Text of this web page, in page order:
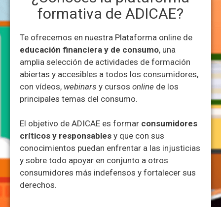
formativa de ADICAE?
Te ofrecemos en nuestra Plataforma online de
educación financiera y de consumo, una
amplia selección de actividades de formación
abiertas y accesibles a todos los consumidores,
con vídeos, webinars y cursos online de los
principales temas del consumo.
El objetivo de ADICAE es formar consumidores
críticos y responsables y que con sus
conocimientos puedan enfrentar a las injusticias
y sobre todo apoyar en conjunto a otros
consumidores más indefensos y fortalecer sus
derechos.